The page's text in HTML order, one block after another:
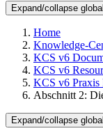
Expand/collapse
Home
Knowledge-
KCS v6
KCS v6
KCS v6 Praxis
Abschnitt 2:
Expand/collapse